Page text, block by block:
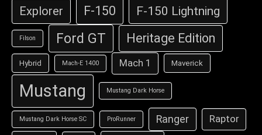
Explorer F-150 F-150 Lightning
Filson Ford GT Heritage Edition
Hybrid Mach-E 1400 Mach 1 Maverick
Mustang Mustang Dark Horse
Mustang Dark Horse SC ProRunner Ranger Raptor